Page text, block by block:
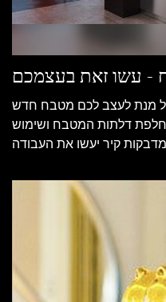
- עשו זאת בעצמכם
על מנת לעצב לכם מטבח חדש
החלפת דלתות המטבח ושימוש
קיר יעשו את העבודה